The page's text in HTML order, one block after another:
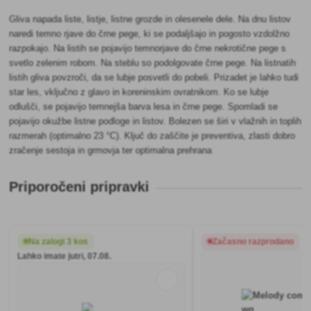
Gliva napada liste, listje, listne grozde in olesenele dele. Na dnu listov
naredi temno rjave do črne pege, ki se podaljšajo in pogosto vzdolžno
razpokajo. Na listih se pojavijo temnorjave do črne nekrotične pege s
svetlo zelenim robom. Na steblu so podolgovate črne pege. Na listnatih
listih gliva povzroči, da se lubje posvetli do pobeli. Prizadet je lahko tudi
star les, vključno z glavo in koreninskim ovratnikom. Ko se lubje
odlušči, se pojavijo temnejša barva lesa in črne pege. Spomladi se
pojavijo okužbe listne podloge in listov. Bolezen se širi v vlažnih in toplih
razmerah (optimalno 23 °C). Ključ do zaščite je preventiva, zlasti dobro
zračenje sestoja in grmovja ter optimalna prehrana
Priporočeni pripravki
Na zalogi 3 kos
Lahko imate jutri, 07.08.
Začasno razprodano